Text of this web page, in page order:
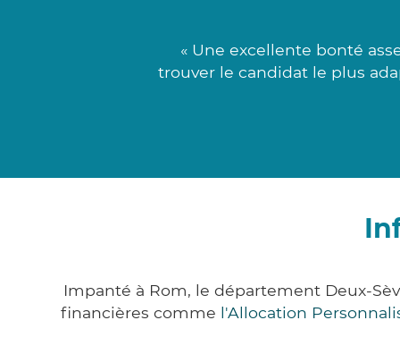
« Une excellente bonté
trouver le candidat le plus
Impanté à Rom, le département Deux-
financières comme l'Allocation